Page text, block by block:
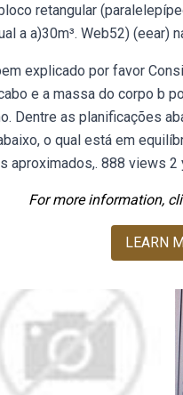
retangular
a a)30m³. Web52) (eear)
explicado por favor
e a massa do corpo b
Dentre as planificações
o qual está em
aproximados,. 888 views
For more information,
LEARN